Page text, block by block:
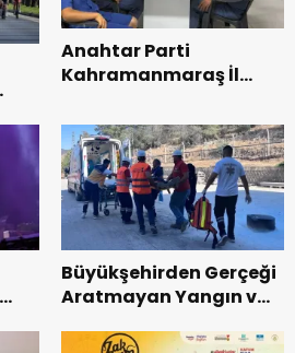
Anahtar Parti
Kahramanmaraş İl
Teşkilatı ile buluştu.
Büyükşehirden Gerçeği
Aratmayan Yangın ve